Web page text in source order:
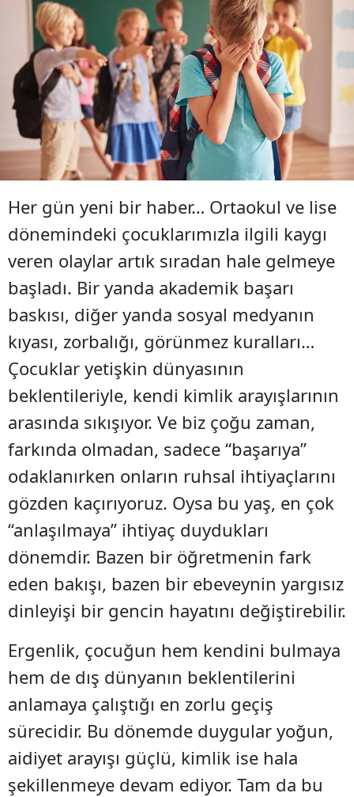
Her gün yeni bir haber… Ortaokul ve lise
dönemindeki çocuklarımızla ilgili kaygı
veren olaylar artık sıradan hale gelmeye
başladı. Bir yanda akademik başarı
baskısı, diğer yanda sosyal medyanın
kıyası, zorbalığı, görünmez kuralları…
Çocuklar yetişkin dünyasının
beklentileriyle, kendi kimlik arayışlarının
arasında sıkışıyor. Ve biz çoğu zaman,
farkında olmadan, sadece “başarıya’’
odaklanırken onların ruhsal ihtiyaçlarını
gözden kaçırıyoruz. Oysa bu yaş, en çok
“anlaşılmaya” ihtiyaç duydukları
dönemdir. Bazen bir öğretmenin fark
eden bakışı, bazen bir ebeveynin yargısız
dinleyişi bir gencin hayatını değiştirebilir.
Ergenlik, çocuğun hem kendini bulmaya
hem de dış dünyanın beklentilerini
anlamaya çalıştığı en zorlu geçiş
sürecidir. Bu dönemde duygular yoğun,
aidiyet arayışı güçlü, kimlik ise hala
şekillenmeye devam ediyor. Tam da bu